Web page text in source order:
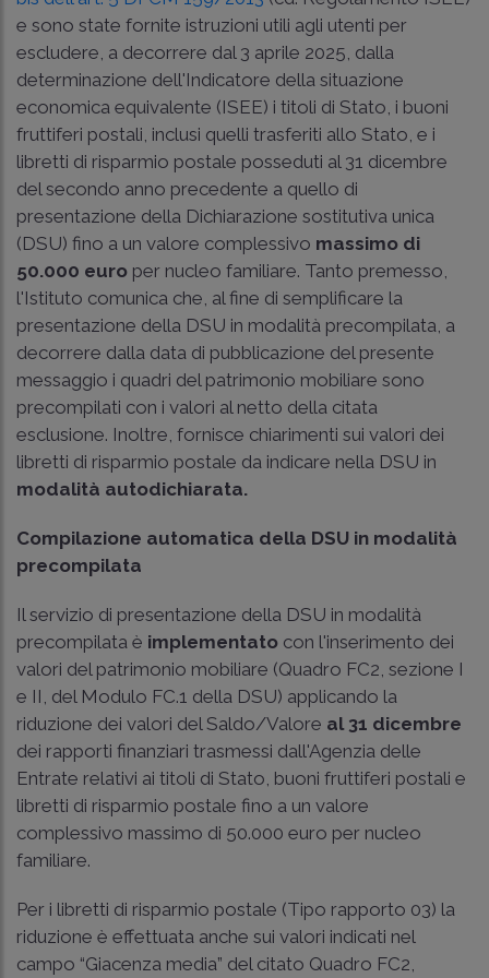
e sono state fornite istruzioni utili agli utenti per
escludere, a decorrere dal 3 aprile 2025, dalla
determinazione dell'Indicatore della situazione
economica equivalente (ISEE) i titoli di Stato, i buoni
fruttiferi postali, inclusi quelli trasferiti allo Stato, e i
libretti di risparmio postale posseduti al 31 dicembre
del secondo anno precedente a quello di
presentazione della Dichiarazione sostitutiva unica
(DSU) fino a un valore complessivo massimo di
50.000 euro per nucleo familiare. Tanto premesso,
l'Istituto comunica che, al fine di semplificare la
presentazione della DSU in modalità precompilata, a
decorrere dalla data di pubblicazione del presente
messaggio i quadri del patrimonio mobiliare sono
precompilati con i valori al netto della citata
esclusione. Inoltre, fornisce chiarimenti sui valori dei
libretti di risparmio postale da indicare nella DSU in
modalità autodichiarata.
Compilazione automatica della DSU in modalità
precompilata
Il servizio di presentazione della DSU in modalità
precompilata è implementato con l'inserimento dei
valori del patrimonio mobiliare (Quadro FC2, sezione I
e II, del Modulo FC.1 della DSU) applicando la
riduzione dei valori del Saldo/Valore al 31 dicembre
dei rapporti finanziari trasmessi dall'Agenzia delle
Entrate relativi ai titoli di Stato, buoni fruttiferi postali e
libretti di risparmio postale fino a un valore
complessivo massimo di 50.000 euro per nucleo
familiare.
Per i libretti di risparmio postale (Tipo rapporto 03) la
riduzione è effettuata anche sui valori indicati nel
campo “Giacenza media” del citato Quadro FC2,